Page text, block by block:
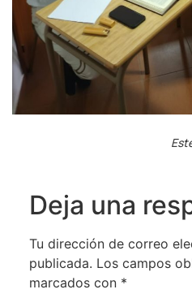
Deja una
Tu dirección de correo
publicada. Los campos
marcados con *